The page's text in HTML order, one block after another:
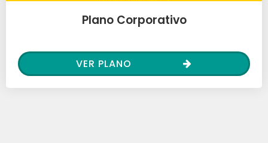
Plano Corporativo
VER PLANO